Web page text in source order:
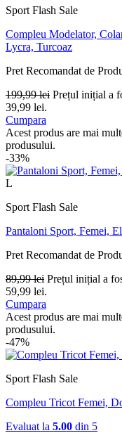
Sport Flash Sale
Compleu Modelator,
Lycra, Turcoaz
Pret Recomandat de
199,99lei Prețul inițial a
39,99 lei.
Cumpara
Acest produs are mai
produsului.
-33%
L
Sport Flash Sale
Pantaloni Sport, Femei,
Pret Recomandat de
89,99lei Prețul inițial a
59,99 lei.
Cumpara
Acest produs are mai
produsului.
-47%
Sport Flash Sale
Compleu Tricot Femei,
Evaluat la 5.00 din 5